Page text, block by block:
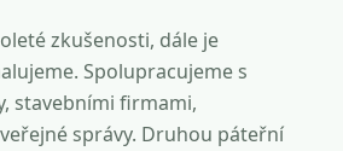
zkušenosti, dále je
Spolupracujeme s
stavebními firmami,
správy. Druhou páteřní